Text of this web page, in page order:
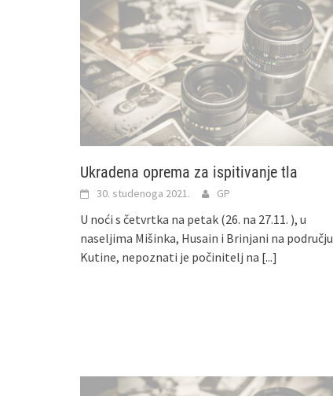
Ukradena oprema za ispitivanje tla
30. studenoga 2021. GP
U noći s četvrtka na petak (26. na 27.11. ), u
naseljima Mišinka, Husain i Brinjani na području
Kutine, nepoznati je počinitelj na [...]